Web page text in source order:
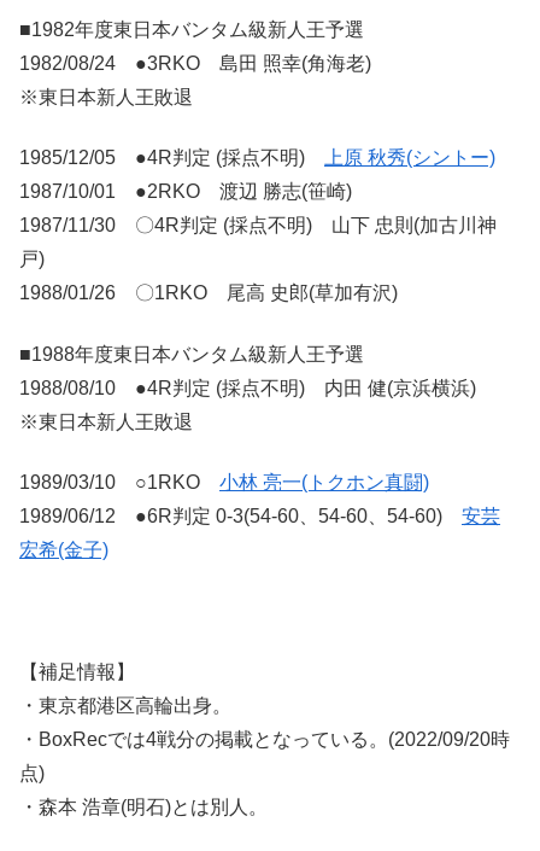
■1982年度東日本バンタム級新人王予選
1982/08/24 ●3RKO 島田 照幸(角海老)
※東日本新人王敗退
1985/12/05 ●4R判定 (採点不明)
上原 秋秀(シントー)
1987/10/01 ●2RKO 渡辺 勝志(笹崎)
1987/11/30 〇4R判定 (採点不明) 山下 忠則(加古川神
戸)
1988/01/26 〇1RKO 尾高 史郎(草加有沢)
■1988年度東日本バンタム級新人王予選
1988/08/10 ●4R判定 (採点不明) 内田 健(京浜横浜)
※東日本新人王敗退
1989/03/10 ○1RKO 小林 亮一(トクホン真闘)
1989/06/12 ●6R判定 0-3(54-60、54-60、54-60) 安芸
宏希(金子)
【補足情報】
・東京都港区高輪出身。
・BoxRecでは4戦分の掲載となっている。(2022/09/20時
点)
・森本 浩章(明石)とは別人。